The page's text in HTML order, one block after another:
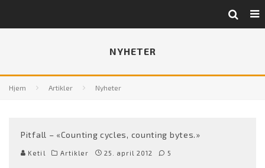
NYHETER
Hjem Artikler Nyheter
Pitfall – «Counting cycles, counting bytes.»
Ketil Artikler 25. april 2012 5